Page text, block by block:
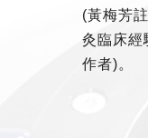
(黃梅芳
灸臨床經
作者)。